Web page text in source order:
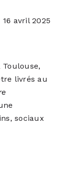
16 avril 2025
livrés au
sociaux